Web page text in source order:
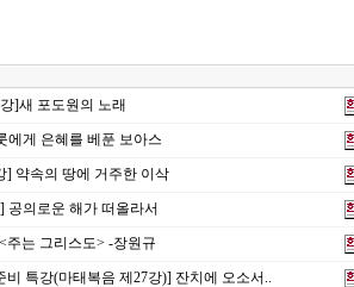
]새 포도원의 노래
에게 은혜를 베푼 보아스
] 약속의 땅에 거주한 이삭
공의로운 해가 떠올라서
주는 그리스도> -장원규
비 특강(마태복음 제27강)] 잔치에 오소서..